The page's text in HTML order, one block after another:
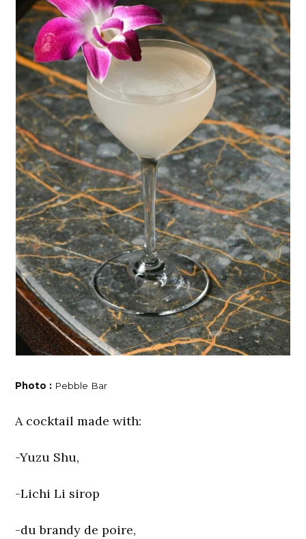
Photo : Pebble Bar
A cocktail made with:
-Yuzu Shu,
-Lichi Li sirop
-du brandy de poire,